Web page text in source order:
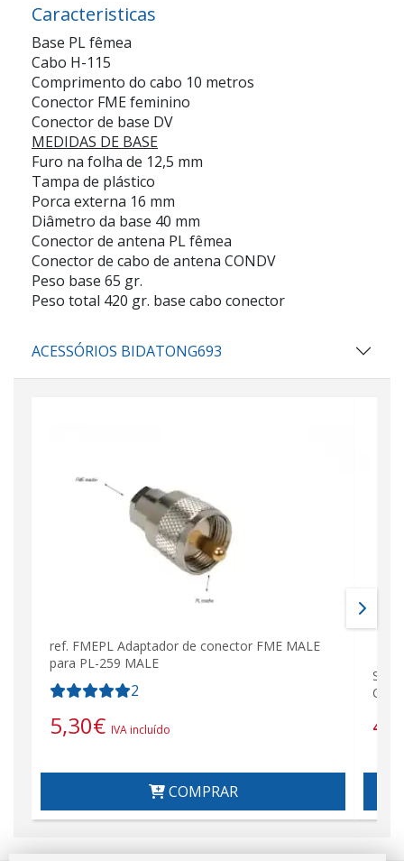
Caracteristicas
Base PL fêmea
Cabo H-115
Comprimento do cabo 10 metros
Conector FME feminino
Conector de base DV
MEDIDAS DE BASE
Furo na folha de 12,5 mm
Tampa de plástico
Porca externa 16 mm
Diâmetro da base 40 mm
Conector de antena PL fêmea
Conector de cabo de antena CONDV
Peso base 65 gr.
Peso total 420 gr. base cabo conector
ACESSÓRIOS BIDATONG693
ref. FMEPL Adaptador de conector FME MALE
para PL-259 MALE
2
5,30€ IVA incluído
COMPRAR